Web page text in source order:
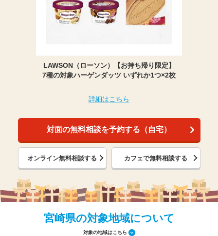
LAWSON（ローソン）【お持ち帰り限定】
7種の対象ハーゲンダッツ いずれか1つ×2枚
詳細はこちら
対面の無料相談を予約する（自宅）
オンライン無料相談する カフェで無料相談する
宮崎県の対象地域について
対象の地域はこちら